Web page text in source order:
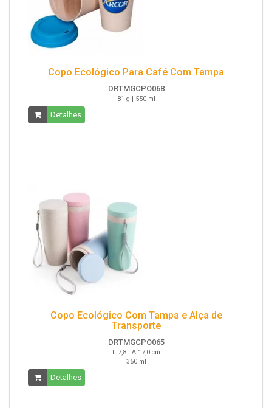
Copo Ecológico Para Café Com Tampa
DRTMGCPO068
81 g | 550 ml
Detalhes
Copo Ecológico Com Tampa e Alça de
Transporte
DRTMGCPO065
L 7,8 | A 17,0 cm
350 ml
Detalhes